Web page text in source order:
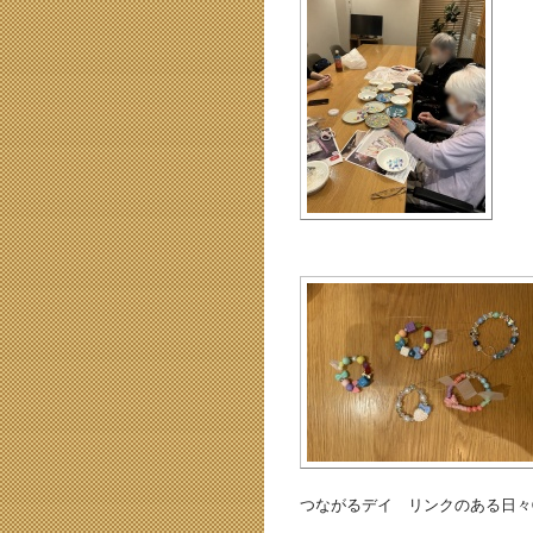
つながるデイ リンクのある日